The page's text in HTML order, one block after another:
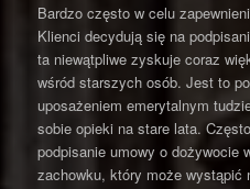
Bardzo często w celu
Klienci decydują się na
ta niewątpliwe zyskuje coraz
wśród starszych osób. Jest to
uposażeniem emerytalnym
sobie opieki na stare lata.
podpisanie umowy o dożywocie
zachowku, który może wystąpić